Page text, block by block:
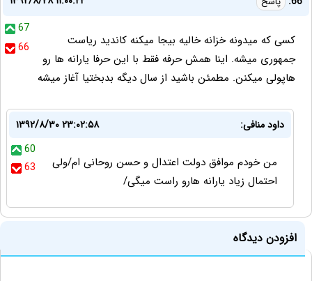
67
66
کسی که میدونه خزانه خالیه بیجا میکنه کاندید ریاست
جمهوری میشه. اینا همش حرفه فقط با این حرفا یارانه ها رو
هاپولی میکنن. مطمئن باشید از سال دیگه بدبختیا آغاز میشه
داود منافی:
۱۳۹۲/۸/۳۰ ۲۳:۰۲:۵۸
60
63
من خودم موافق دولت اعتدال و حسن روحانی ام/ولی
احتمال زیاد یارانه هارو راست میگی/
افزودن دیدگاه